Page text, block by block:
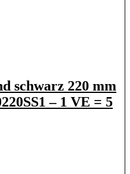
schwarz 220 mm
– 1 VE = 5